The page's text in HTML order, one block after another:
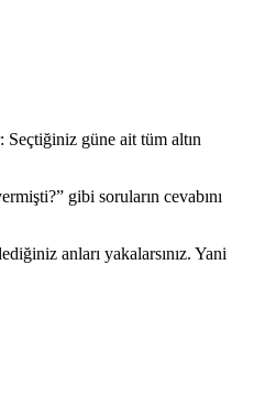
güne ait tüm altın
gibi soruların cevabını
anları yakalarsınız. Yani